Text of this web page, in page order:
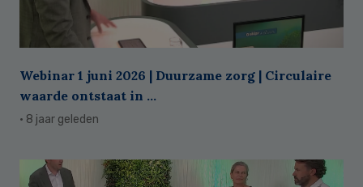
Webinar 1 juni 2026 | Duurzame zorg | Circulaire
waarde ontstaat in ...
· 8 jaar geleden